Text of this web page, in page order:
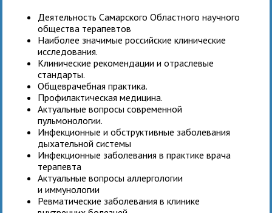
Деятельность Самарского Областного научного
общества терапевтов
Наиболее значимые российские клинические
исследования.
Клинические рекомендации и отраслевые
стандарты.
Общеврачебная практика.
Профилактическая медицина.
Актуальные вопросы современной
пульмонологии.
Инфекционные и обструктивные заболевания
дыхательной системы
Инфекционные заболевания в практике врача
терапевта
Актуальные вопросы аллергологии
и иммунологии
Ревматические заболевания в клинике